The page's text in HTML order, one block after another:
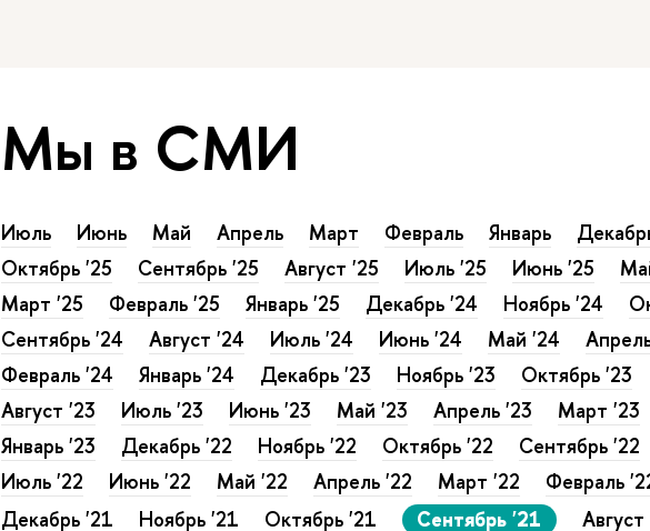
Мы в СМИ
Июль Июнь Май Апрель Март Февраль Январь
Октябрь '25
Сентябрь '25 Август '25 Июль '25 Июнь '25
Март '25
Февраль '25 Январь '25 Декабрь '24 Ноябрь '24
Сентябрь '24
Август '24 Июль '24 Июнь '24 Май '24
Февраль '24
Январь '24 Декабрь '23 Ноябрь '23 Октябрь '23
Август '23
Июль '23 Июнь '23 Май '23 Апрель '23 Март '23
Январь '23
Декабрь '22 Ноябрь '22 Октябрь '22 Сентябрь '22
Июль '22
Июнь '22 Май '22 Апрель '22 Март '22 Февраль
Декабрь '21
Ноябрь '21 Октябрь '21 Сентябрь '21